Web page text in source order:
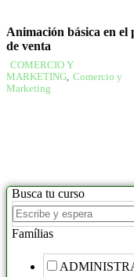
Animación básica en el
de venta
COMERCIO Y
MARKETING, Comercio y
Marketing
Busca tu curso
Famílias